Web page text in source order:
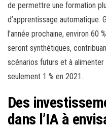
de permettre une formation
d’apprentissage automatique.
l’année prochaine, environ 60
seront synthétiques,
scénarios futurs et à
seulement 1 % en 2021.
Des
dans l’IA à